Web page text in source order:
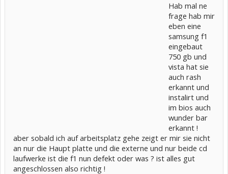
Hab mal ne
frage hab mir
eben eine
samsung f1
eingebaut
750 gb und
vista hat sie
auch rash
erkannt und
instalirt und
im bios auch
wunder bar
erkannt !
aber sobald ich auf arbeitsplatz gehe zeigt er mir sie nicht
an nur die Haupt platte und die externe und nur beide cd
laufwerke ist die f1 nun defekt oder was ? ist alles gut
angeschlossen also richtig !